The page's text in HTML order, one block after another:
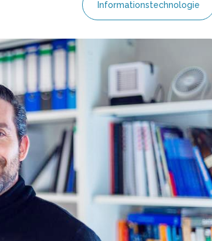
Informationstechnologie